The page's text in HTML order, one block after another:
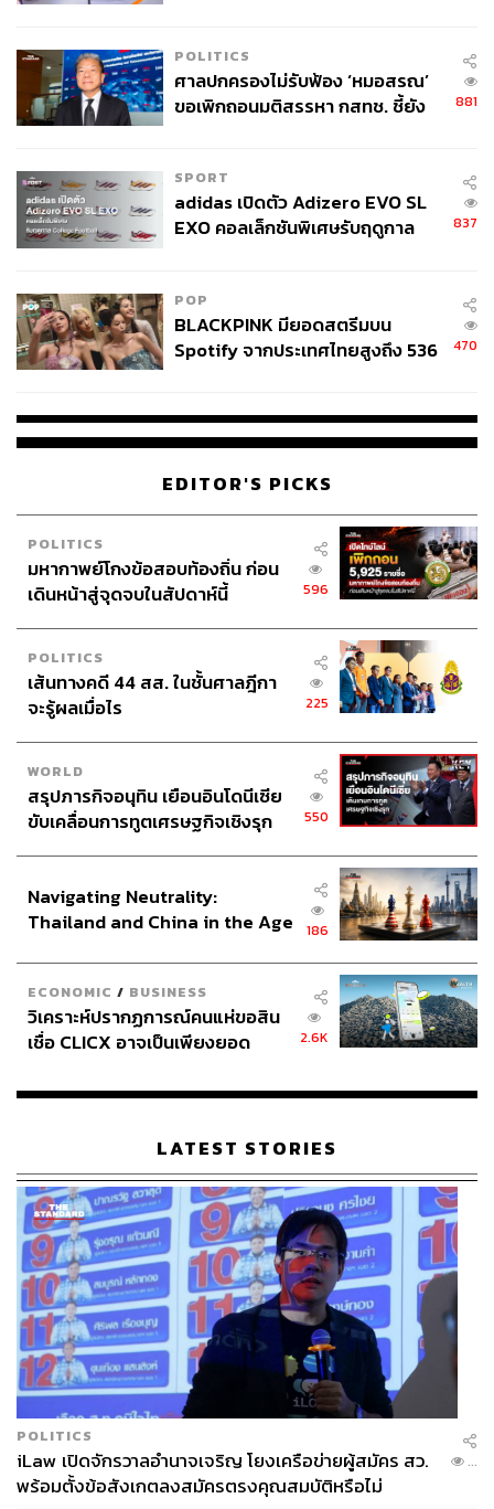
POLITICS
ศาลปกครองไม่รับฟ้อง ‘หมอสรณ’
ขอเพิกถอนมติสรรหา กสทช. ชี้ยัง
881
SPORT
adidas เปิดตัว Adizero EVO SL
EXO คอลเล็กชันพิเศษรับฤดูกาล
837
POP
BLACKPINK มียอดสตรีมบน
Spotify จากประเทศไทยสูงถึง 536
470
EDITOR'S PICKS
POLITICS
มหากาพย์โกงข้อสอบท้องถิ่น ก่อน
เดินหน้าสู่จุดจบในสัปดาห์นี้
596
POLITICS
เส้นทางคดี 44 สส. ในชั้นศาลฎีกา
จะรู้ผลเมื่อไร
225
WORLD
สรุปภารกิจอนุทิน เยือนอินโดนีเซีย
ขับเคลื่อนการทูตเศรษฐกิจเชิงรุก
550
Navigating Neutrality:
Thailand and China in the Age
186
ECONOMIC / BUSINESS
วิเคราะห์ปรากฏการณ์คนแห่ขอสิน
เชื่อ CLICX อาจเป็นเพียงยอด
เรือนไทยที่ถูกซุกไว้
2.6K
LATEST STORIES
POLITICS
iLaw เปิดจักรวาลอำนาจเจริญ โยงเครือข่ายผู้สมัคร สว.
พร้อมตั้งข้อสังเกตลงสมัครตรงคุณสมบัติหรือไม่
...